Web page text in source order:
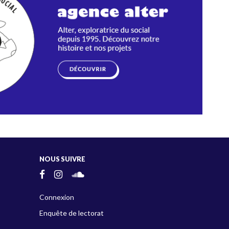
NOUS SUIVRE
Connexion
Enquête de lectorat